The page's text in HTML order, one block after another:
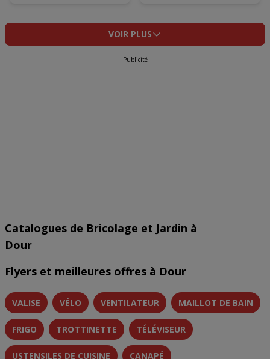
VOIR PLUS
Publicité
Catalogues de Bricolage et Jardin à
Dour
Flyers et meilleures offres à Dour
VALISE VÉLO VENTILATEUR MAILLOT DE BAIN
FRIGO TROTTINETTE TÉLÉVISEUR
USTENSILES DE CUISINE CANAPÉ